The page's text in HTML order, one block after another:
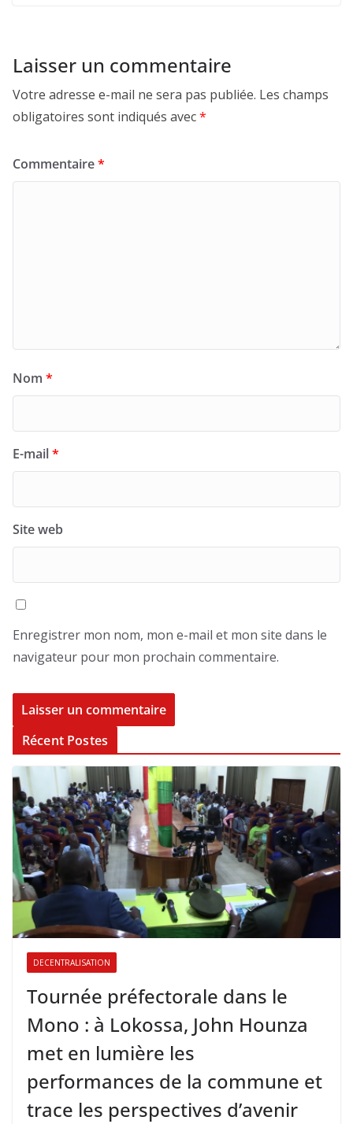
Laisser un commentaire
Votre adresse e-mail ne sera pas publiée. Les champs
obligatoires sont indiqués avec*
Commentaire*
Nom *
E-mail*
Site web
Enregistrer mon nom, mon e-mail et mon site dans le
navigateur pour mon prochain commentaire.
Récent Postes
DECENTRALISATION
Tournée préfectorale dans le
Mono : à Lokossa, John Hounza
met en lumière les
performances de la commune et
trace les perspectives d’avenir